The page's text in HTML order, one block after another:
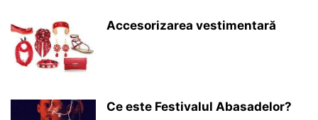
Accesorizarea vestimentară
Ce este Festivalul Abasadelor?